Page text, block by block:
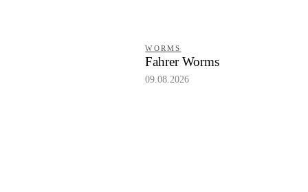
WORMS
Fahrer Worms
09.08.2026